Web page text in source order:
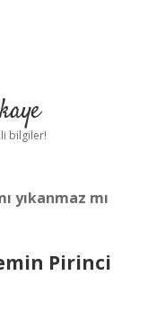
bilgiler!
yıkanmaz mı
Pirinci